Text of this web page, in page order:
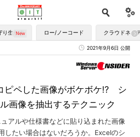
り生かす ロー/ノーコード クラウドネイ
2021年9月6日 公開
ピペした画像がボケボケ!? シ
画像を抽出するテクニック
アルや仕様書などに貼り込まれた画像
したい場合はないだろうか。Excelのシ